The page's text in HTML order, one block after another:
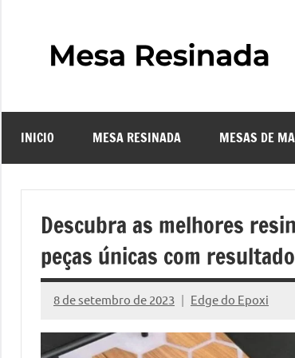
INICIO MESA RESINADA MESAS DE
Descubra as melhores
peças únicas com
8 de setembro de 2023 Edge do Epoxi
Nenhum
Comentário